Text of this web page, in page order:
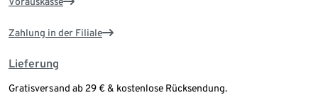
Zahlung in der Filiale
Lieferung
Gratisversand ab 29 € & kostenlose Rücksendung.